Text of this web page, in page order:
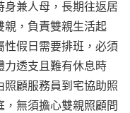
兼人母，長期往返居
親，負責雙親生活起
性假日需要排班，必須
力透支且難有休息時
顧服務員到宅協助照
無須擔心雙親照顧問